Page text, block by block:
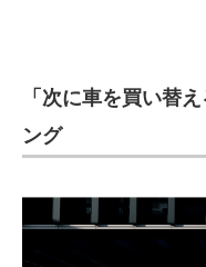
「次に車を買い替
ング